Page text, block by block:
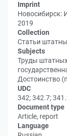
Imprint
Новосибирск:
2019
Collection
Статьи
Subjects
Труды
Достоинство
UDC
342; 342.7;
Document type
Article, report
Language